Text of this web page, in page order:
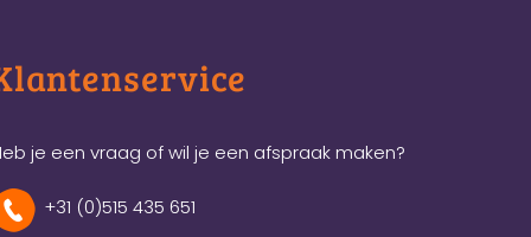
je een vraag of wil je een afspraak maken?
+31 (0)515 435 651